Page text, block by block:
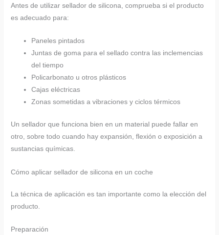
Antes de utilizar sellador de silicona, comprueba si el producto
es adecuado para:
Paneles pintados
Juntas de goma para el sellado contra las inclemencias
del tiempo
Policarbonato u otros plásticos
Cajas eléctricas
Zonas sometidas a vibraciones y ciclos térmicos
Un sellador que funciona bien en un material puede fallar en
otro, sobre todo cuando hay expansión, flexión o exposición a
sustancias químicas.
Cómo aplicar sellador de silicona en un coche
La técnica de aplicación es tan importante como la elección del
producto.
Preparación